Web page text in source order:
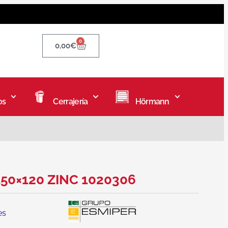
0,00€ 0
Cerrajería Hörmann
ZINC 1020306